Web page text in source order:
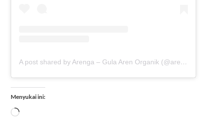
A post shared by Arenga – Gula Aren Organik (@arengaindonesia)
Menyukai ini:
Memuat...